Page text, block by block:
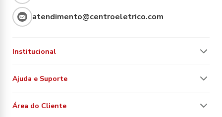
atendimento@centroeletrico.com
Institucional
Ajuda e Suporte
Área do Cliente